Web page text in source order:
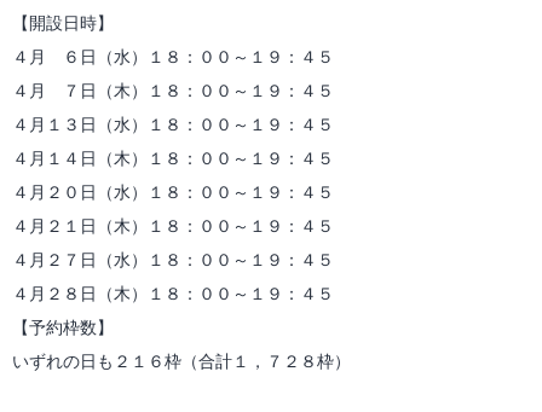
【開設日時】
４月 ６日（水）１８：００～１９：４５
４月 ７日（木）１８：００～１９：４５
４月１３日（水）１８：００～１９：４５
４月１４日（木）１８：００～１９：４５
４月２０日（水）１８：００～１９：４５
４月２１日（木）１８：００～１９：４５
４月２７日（水）１８：００～１９：４５
４月２８日（木）１８：００～１９：４５
【予約枠数】
いずれの日も２１６枠（合計１，７２８枠）